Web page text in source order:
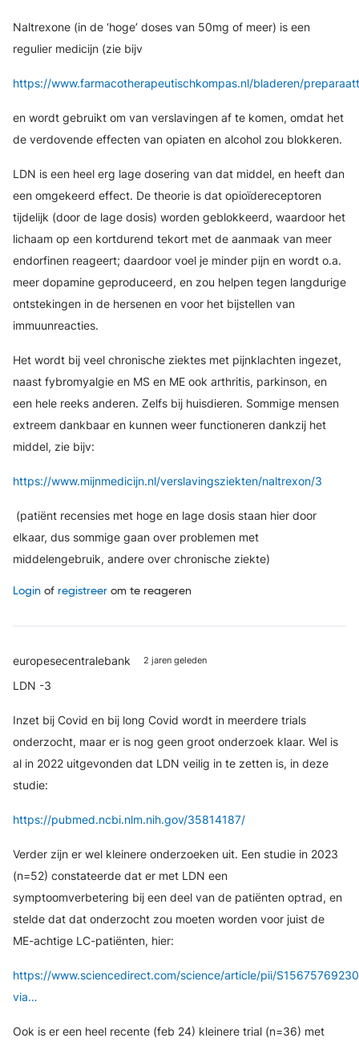
Naltrexone (in de ‘hoge’ doses van 50mg of meer) is een
regulier medicijn (zie bijv
https://www.farmacotherapeutischkompas.nl/bladeren/
en wordt gebruikt om van verslavingen af te komen, omdat het
de verdovende effecten van opiaten en alcohol zou blokkeren.
LDN is een heel erg lage dosering van dat middel, en heeft dan
een omgekeerd effect. De theorie is dat opioïdereceptoren
tijdelijk (door de lage dosis) worden geblokkeerd, waardoor het
lichaam op een kortdurend tekort met de aanmaak van meer
endorfinen reageert; daardoor voel je minder pijn en wordt o.a.
meer dopamine geproduceerd, en zou helpen tegen langdurige
ontstekingen in de hersenen en voor het bijstellen van
immuunreacties.
Het wordt bij veel chronische ziektes met pijnklachten ingezet,
naast fybromyalgie en MS en ME ook arthritis, parkinson, en
een hele reeks anderen. Zelfs bij huisdieren. Sommige mensen
extreem dankbaar en kunnen weer functioneren dankzij het
middel, zie bijv:
https://www.mijnmedicijn.nl/verslavingsziekten/naltrexon/3
(patiënt recensies met hoge en lage dosis staan hier door
elkaar, dus sommige gaan over problemen met
middelengebruik, andere over chronische ziekte)
Login of registreer om te reageren
europesecentralebank 2 jaren geleden
LDN -3
Inzet bij Covid en bij long Covid wordt in meerdere trials
onderzocht, maar er is nog geen groot onderzoek klaar. Wel is
al in 2022 uitgevonden dat LDN veilig in te zetten is, in deze
studie:
https://pubmed.ncbi.nlm.nih.gov/35814187/
Verder zijn er wel kleinere onderzoeken uit. Een studie in 2023
(n=52) constateerde dat er met LDN een
symptoomverbetering bij een deel van de patiënten optrad, en
stelde dat dat onderzocht zou moeten worden voor juist de
ME-achtige LC-patiënten, hier:
https://www.sciencedirect.com/science/article/pii/
via…
Ook is er een heel recente (feb 24) kleinere trial (n=36) met